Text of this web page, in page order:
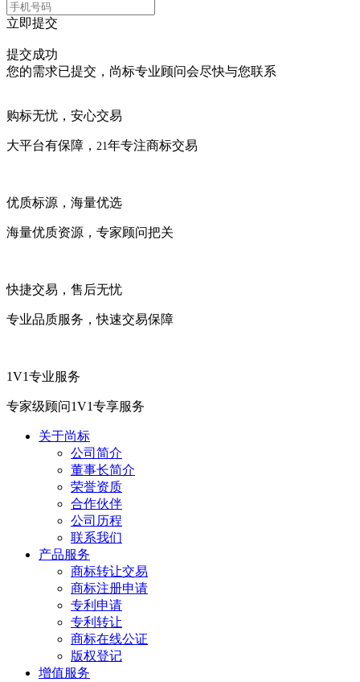
立即提交
提交成功
您的需求已提交，尚标专业顾问会尽快与您联系
购标无忧，安心交易
大平台有保障， 21年专注商标交易
优质标源，海量优选
海量优质资源，专家顾问把关
快捷交易，售后无忧
专业品质服务，快速交易保障
1V1专业服务
专家级顾问1V1专享服务
关于尚标
公司简介
董事长简介
荣誉资质
合作伙伴
公司历程
联系我们
产品服务
商标转让交易
商标注册申请
专利申请
专利转让
商标在线公证
版权登记
增值服务